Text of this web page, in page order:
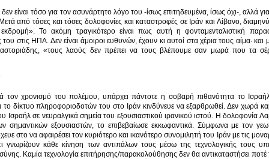
είναι τόσο για τον ασυνάρτητο λόγο του -ίσως επιτηδευμένα, ίσως όχι-, αλλά
από τόσες και τόσες δολοφονίες και καταστροφές σε Ιράν και Λίβανο,
εκδρομή». Το ακόμη τραγικότερο είναι πως αυτή η φονταμενταλιστική
στις ΗΠΑ. Δεν είναι άμοιροι ευθυνών, έχουν κι αυτοί στα χέρια τους αίμα· και
«τους λαούς δεν πρέπει να τους βλέπουμε σαν μωρά που τα
τον χρονισμό του πολέμου, υπάρχει πάντοτε η σοβαρή πιθανότητα το
το δίκτυο πληροφοριοδοτών του στο Ιράν κινδύνευε να εξαρθρωθεί. Δεν χωρά
Ισραήλ σε νευραλγικά σημεία του εξουσιαστικού ιρανικού ιστού. Η δολοφονία
σημαντικών εξουσιαστών, το επιβεβαίωσε εκκωφαντικά. Σύμφωνα με τον
στο να αφαιρέσει τον κυριότερο και ικανότερο συνομιλητή του Ιράν με τις
γνωρίζουν κάθε κίνηση των αντιπάλων τους μέσω της τεχνολογικής τους
Καμία τεχνολογία επιτήρησης/παρακολούθησης δεν θα αντικαταστήσει ποτέ